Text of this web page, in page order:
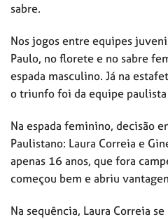
sabre.
Nos jogos entre equipes
Paulo, no florete e no sabre
espada masculino. Já na
o triunfo foi da equipe
Na espada feminino, decisão
Paulistano: Laura Correia e
apenas 16 anos, que fora
começou bem e abriu
Na sequência, Laura Correia